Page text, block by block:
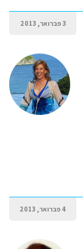
3 פברואר, 2013
4 פברואר, 2013